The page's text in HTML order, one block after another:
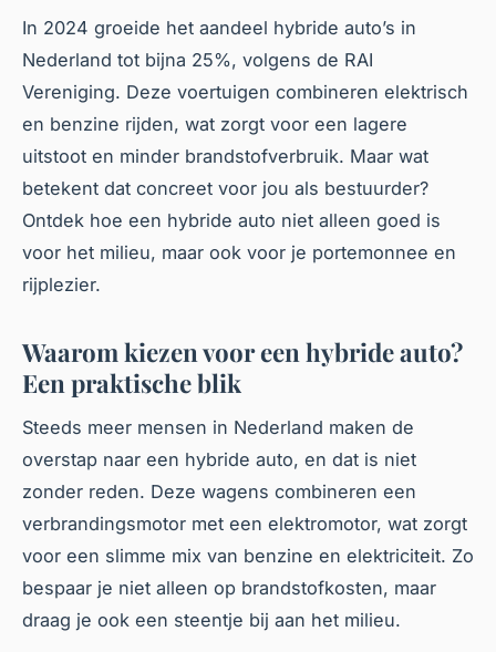
In 2024 groeide het aandeel hybride auto’s in
Nederland tot bijna 25%, volgens de RAI
Vereniging. Deze voertuigen combineren elektrisch
en benzine rijden, wat zorgt voor een lagere
uitstoot en minder brandstofverbruik. Maar wat
betekent dat concreet voor jou als bestuurder?
Ontdek hoe een hybride auto niet alleen goed is
voor het milieu, maar ook voor je portemonnee en
rijplezier.
Waarom kiezen voor een hybride auto?
Een praktische blik
Steeds meer mensen in Nederland maken de
overstap naar een hybride auto, en dat is niet
zonder reden. Deze wagens combineren een
verbrandingsmotor met een elektromotor, wat zorgt
voor een slimme mix van benzine en elektriciteit. Zo
bespaar je niet alleen op brandstofkosten, maar
draag je ook een steentje bij aan het milieu.